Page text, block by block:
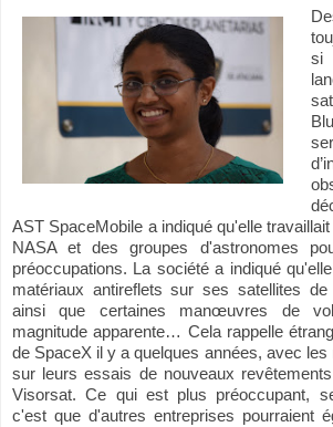
si
AST SpaceMobile a indiqué qu'elle
NASA et des groupes d'astronomes
préoccupations. La société a indiqué
matériaux antireflets sur ses satellites de
ainsi que certaines manœuvres de
magnitude apparente… Cela rappelle
de SpaceX il y a quelques années, avec les
sur leurs essais de nouveaux
Visorsat. Ce qui est plus préoccupant,
c'est que d'autres entreprises pourraient